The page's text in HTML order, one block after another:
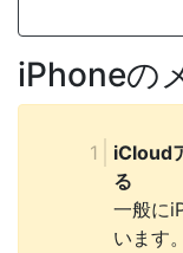
iPhoneの
iCloud
る
一般に
います